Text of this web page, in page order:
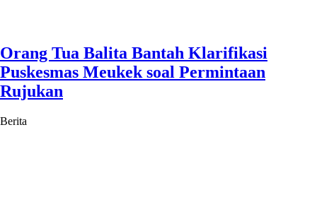
Orang Tua Balita Bantah Klarifikasi
Puskesmas Meukek soal Permintaan
Rujukan
Berita